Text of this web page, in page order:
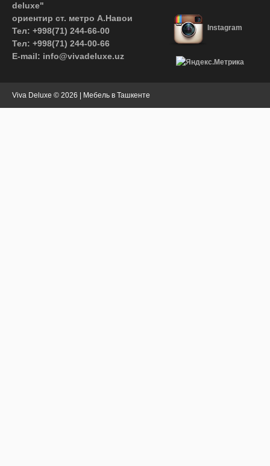
deluxe"
ориентир ст. метро А.Навои
Тел: +998(71) 244-66-00
Тел: +998(71) 244-00-66
E-mail: info@vivadeluxe.uz
Instagram
Viva Deluxe © 2026 | Мебель в Ташкенте